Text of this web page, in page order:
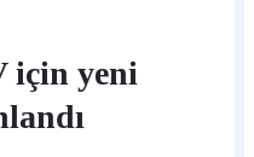
için yeni